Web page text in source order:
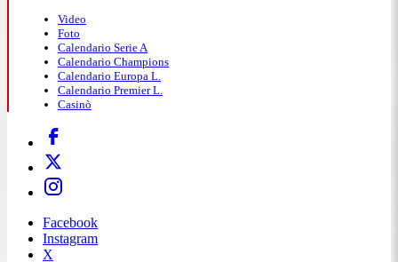
Video
Foto
Calendario Serie A
Calendario Champions
Calendario Europa L.
Calendario Premier L.
Casinò
Facebook
Instagram
X